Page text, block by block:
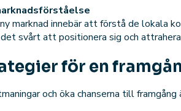
marknad innebär att förstå de lokala
svårt att positionera sig och
för en
och öka chanserna till